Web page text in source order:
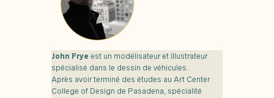
John Frye est un modélisateur et illustrateur
spécialisé dans le dessin de véhicules.
Après avoir terminé des études au Art Center
College of Design de Pasadena, spécialité